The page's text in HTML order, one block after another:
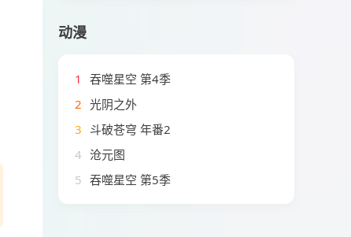
动漫
1
吞噬星空 第4季
2 光阴之外
3 斗破苍穹 年番2
4 沧元图
5 吞噬星空 第5季